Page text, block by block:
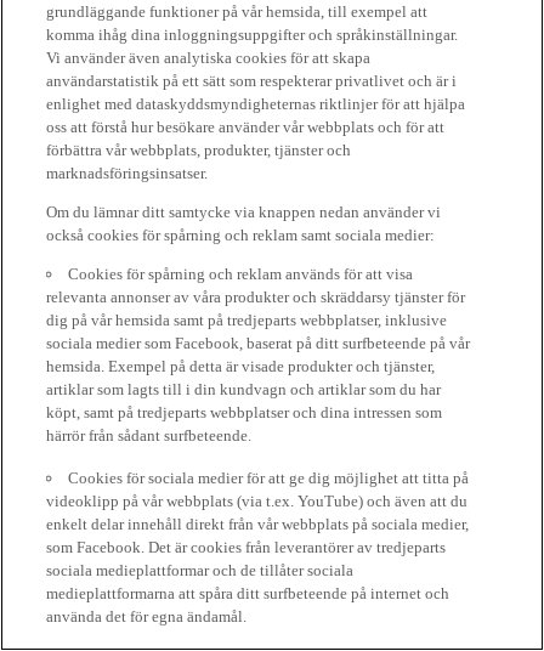
grundläggande funktioner på vår hemsida, till exempel att
komma ihåg dina inloggningsuppgifter och språkinställningar.
Vi använder även analytiska cookies för att skapa
användarstatistik på ett sätt som respekterar privatlivet och är i
enlighet med dataskyddsmyndigheternas riktlinjer för att hjälpa
oss att förstå hur besökare använder vår webbplats och för att
förbättra vår webbplats, produkter, tjänster och
marknadsföringsinsatser.
Om du lämnar ditt samtycke via knappen nedan använder vi
också cookies för spårning och reklam samt sociala medier:
Cookies för spårning och reklam används för att visa
relevanta annonser av våra produkter och skräddarsy tjänster för
dig på vår hemsida samt på tredjeparts webbplatser, inklusive
sociala medier som Facebook, baserat på ditt surfbeteende på vår
hemsida. Exempel på detta är visade produkter och tjänster,
artiklar som lagts till i din kundvagn och artiklar som du har
köpt, samt på tredjeparts webbplatser och dina intressen som
härrör från sådant surfbeteende.
Cookies för sociala medier för att ge dig möjlighet att titta på
videoklipp på vår webbplats (via t.ex. YouTube) och även att du
enkelt delar innehåll direkt från vår webbplats på sociala medier,
som Facebook. Det är cookies från leverantörer av tredjeparts
sociala medieplattformar och de tillåter sociala
medieplattformarna att spåra ditt surfbeteende på internet och
använda det för egna ändamål.